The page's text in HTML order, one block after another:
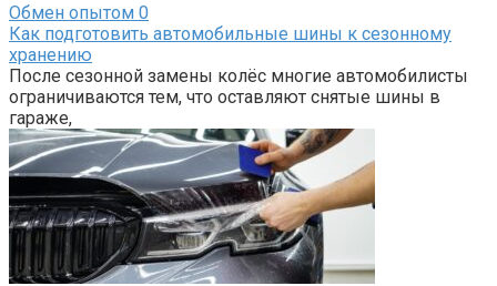
Обмен опытом 0
Как подготовить автомобильные шины к сезонному
хранению
После сезонной замены колёс многие автомобилисты
ограничиваются тем, что оставляют снятые шины в
гараже,